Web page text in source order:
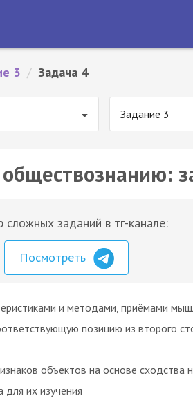
3 / Задача 4
Задание 3
сложных заданий в тг-канале:
Посмотреть
и методами, приёмами
позицию из второго
объектов на основе сходства
их изучения